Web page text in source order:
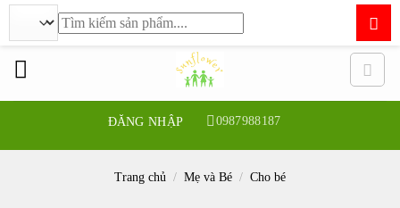
ĐĂNG NHẬP 0987988187
Tìm
kiếm:
Trang chủ / Mẹ và Bé / Cho bé